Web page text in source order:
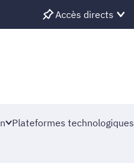
Accès directs
Plateformes technologiques